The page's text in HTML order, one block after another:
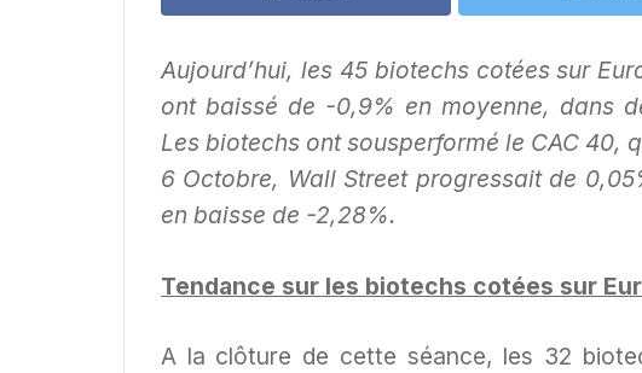
Aujourd’hui, les 45 biotechs cotées sur
ont baissé de -0,9% en moyenne, dans
Les biotechs ont sousperformé le CAC 40,
6 Octobre, Wall Street progressait de
en baisse de -2,28%.
Tendance sur les biotechs cotées sur
A la clôture de cette séance, les 32